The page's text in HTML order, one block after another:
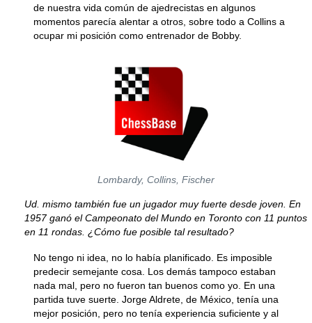
de nuestra vida común de ajedrecistas en algunos
momentos parecía alentar a otros, sobre todo a Collins a
ocupar mi posición como entrenador de Bobby.
Lombardy, Collins, Fischer
Ud. mismo también fue un jugador muy fuerte desde joven. En
1957 ganó el Campeonato del Mundo en Toronto con 11 puntos
en 11 rondas. ¿Cómo fue posible tal resultado?
No tengo ni idea, no lo había planificado. Es imposible
predecir semejante cosa. Los demás tampoco estaban
nada mal, pero no fueron tan buenos como yo. En una
partida tuve suerte. Jorge Aldrete, de México, tenía una
mejor posición, pero no tenía experiencia suficiente y al